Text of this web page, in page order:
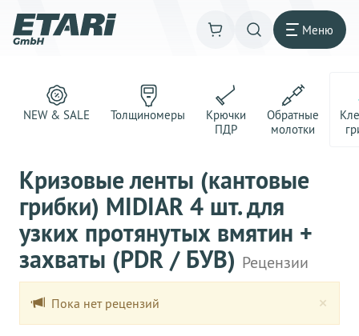
Меню
NEW & SALE Толщиномеры
Крючки
ПДР
Обратные
молотки
Кризовые ленты (кантовые
грибки) MIDIAR 4 шт. для
узких протянутых вмятин +
захваты (PDR / БУВ) Рецензии
×
Пока нет рецензий